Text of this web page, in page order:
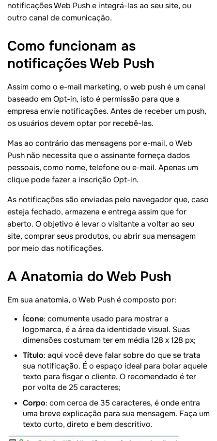
notificações Web Push e integrá-las ao seu site, ou
outro canal de comunicação.
Como funcionam as
notificações Web Push
Assim como o e-mail marketing, o web push é um canal
baseado em Opt-in, isto é permissão para que a
empresa envie notificações. Antes de receber um push,
os usuários devem optar por recebê-las.
Mas ao contrário das mensagens por e-mail, o Web
Push não necessita que o assinante forneça dados
pessoais, como nome, telefone ou e-mail. Apenas um
clique pode fazer a inscrição Opt-in.
As notificações são enviadas pelo navegador que, caso
esteja fechado, armazena e entrega assim que for
aberto. O objetivo é levar o visitante a voltar ao seu
site, comprar seus produtos, ou abrir sua mensagem
por meio das notificações.
A Anatomia do Web Push
Em sua anatomia, o Web Push é composto por:
Ícone: comumente usado para mostrar a
logomarca, é a área da identidade visual. Suas
dimensões costumam ter em média 128 x 128 px;
Título: aqui você deve falar sobre do que se trata
sua notificação. É o espaço ideal para bolar aquele
texto para fisgar o cliente. O recomendado é ter
por volta de 25 caracteres;
Corpo: com cerca de 35 caracteres, é onde entra
uma breve explicação para sua mensagem. Faça um
texto curto, direto e bem descritivo.